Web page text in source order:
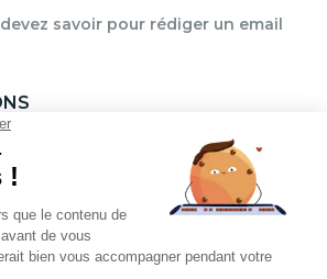
savoir pour rédiger un email
Professionnel